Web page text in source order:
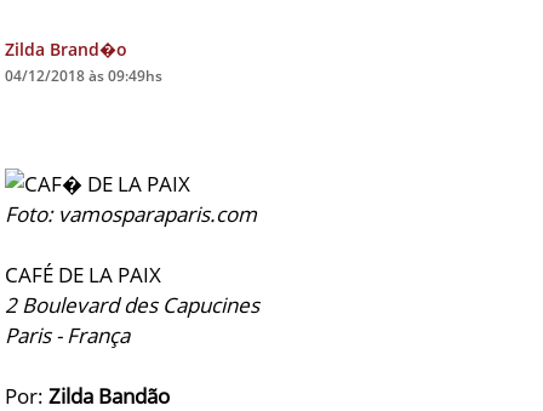
Zilda Brand�o
04/12/2018 às 09:49hs
Foto: vamosparaparis.com
CAFÉ DE LA PAIX
2 Boulevard des Capucines
Paris - França
Por:Zilda Bandão